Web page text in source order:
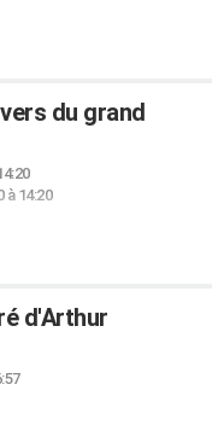
du grand
à 14:20
d'Arthur